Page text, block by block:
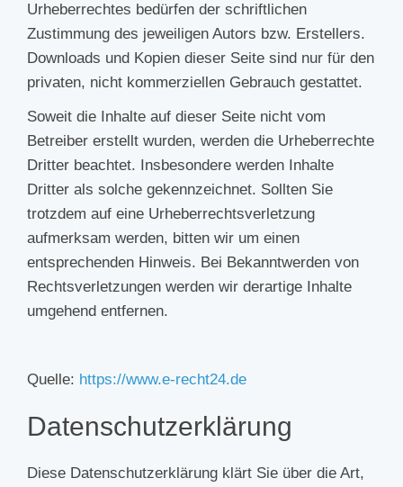
Urheberrechtes bedürfen der schriftlichen
Zustimmung des jeweiligen Autors bzw. Erstellers.
Downloads und Kopien dieser Seite sind nur für den
privaten, nicht kommerziellen Gebrauch gestattet.
Soweit die Inhalte auf dieser Seite nicht vom
Betreiber erstellt wurden, werden die Urheberrechte
Dritter beachtet. Insbesondere werden Inhalte
Dritter als solche gekennzeichnet. Sollten Sie
trotzdem auf eine Urheberrechtsverletzung
aufmerksam werden, bitten wir um einen
entsprechenden Hinweis. Bei Bekanntwerden von
Rechtsverletzungen werden wir derartige Inhalte
umgehend entfernen.
Quelle: https://www.e-recht24.de
Datenschutzerklärung
Diese Datenschutzerklärung klärt Sie über die Art,